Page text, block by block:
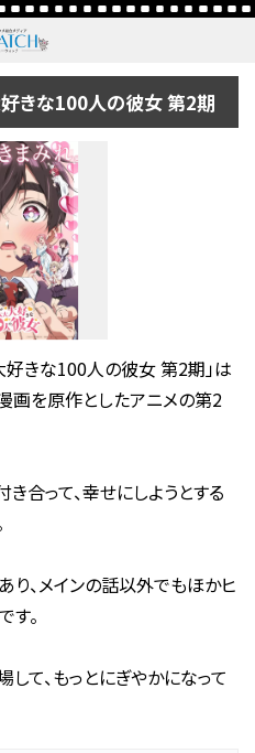
きな100人の彼女 第2期
きな100人の彼女 第2期」は
画を原作としたアニメの第2
合って、幸せにしようとする
、メインの話以外でもほかヒ
。
て、もっとにぎやかになって